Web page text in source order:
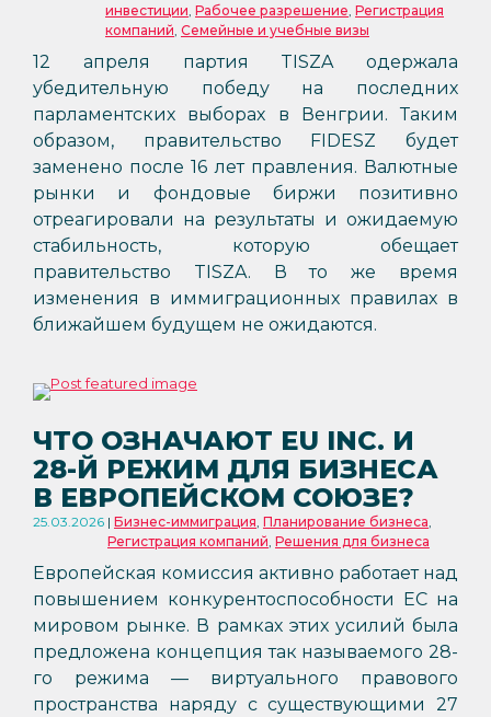
инвестиции, Рабочее разрешение, Регистрация
компаний, Семейные и учебные визы
12 апреля партия TISZA одержала
убедительную победу на последних
парламентских выборах в Венгрии. Таким
образом, правительство FIDESZ будет
заменено после 16 лет правления. Валютные
рынки и фондовые биржи позитивно
отреагировали на результаты и ожидаемую
стабильность, которую обещает
правительство TISZA. В то же время
изменения в иммиграционных правилах в
ближайшем будущем не ожидаются.
ЧТО ОЗНАЧАЮТ EU INC. И
28-Й РЕЖИМ ДЛЯ БИЗНЕСА
В ЕВРОПЕЙСКОМ СОЮЗЕ?
25.03.2026 Бизнес-иммиграция, Планирование бизнеса,
Регистрация компаний, Решения для бизнеса
Европейская комиссия активно работает над
повышением конкурентоспособности ЕС на
мировом рынке. В рамках этих усилий была
предложена концепция так называемого 28-
го режима — виртуального правового
пространства наряду с существующими 27